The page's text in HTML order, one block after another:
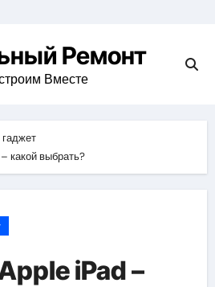
Ремонт
Вместе
какой выбрать?
iPad –